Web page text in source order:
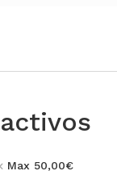
Max 50,00€